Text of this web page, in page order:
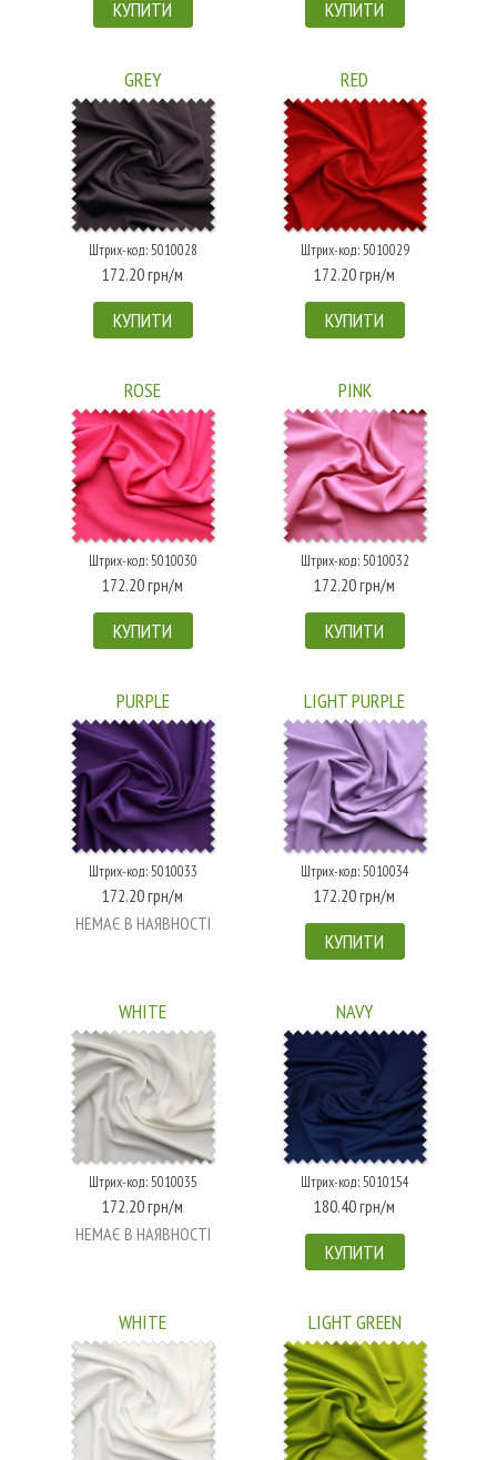
КУПИТИ КУПИТИ
GREY
Штрих-код: 5010028
172.20 грн/м
КУПИТИ
RED
Штрих-код: 5010029
172.20 грн/м
КУПИТИ
ROSE
Штрих-код: 5010030
172.20 грн/м
КУПИТИ
PINK
Штрих-код: 5010032
172.20 грн/м
КУПИТИ
PURPLE
Штрих-код: 5010033
172.20 грн/м
НЕМАЄ В НАЯВНОСТІ
LIGHT PURPLE
Штрих-код: 5010034
172.20 грн/м
КУПИТИ
WHITE
Штрих-код: 5010035
172.20 грн/м
НЕМАЄ В НАЯВНОСТІ
NAVY
Штрих-код: 5010154
180.40 грн/м
КУПИТИ
WHITE LIGHT GREEN